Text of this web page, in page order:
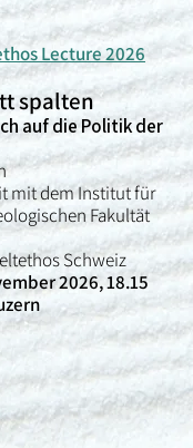
Lecture 2026
spalten
auf die Politik der
mit dem Institut für
Fakultät
Schweiz
2026, 18.15